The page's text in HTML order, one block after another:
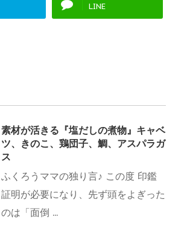
LINE
素材が活きる『塩だしの煮物』キャベ
ツ、きのこ、鶏団子、鯛、アスパラガ
ス
ふくろうママの独り言♪ この度 印鑑
証明が必要になり、先ず頭をよぎった
のは「面倒 ...